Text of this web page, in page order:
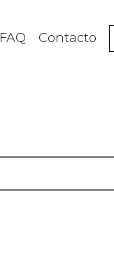
FAQ Contacto